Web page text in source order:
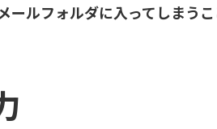
ルフォルダに入ってしまう